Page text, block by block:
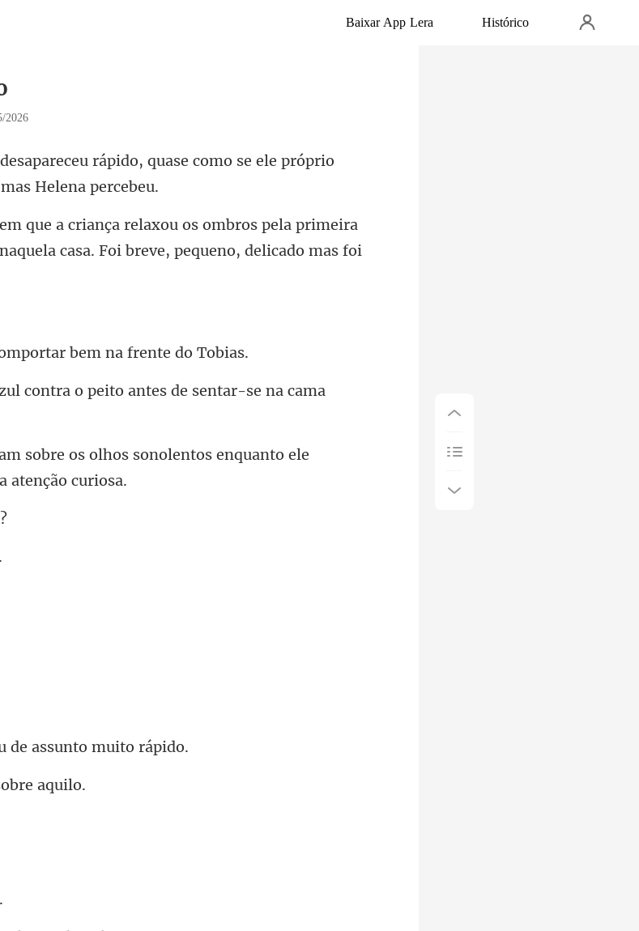
Baixar App Lera Histórico
2026
pido, quase como se ele próprio
s ombros pela primeira
bem n
ul contra o peito antes de
olhos sonolentos enquanto ele
de assu